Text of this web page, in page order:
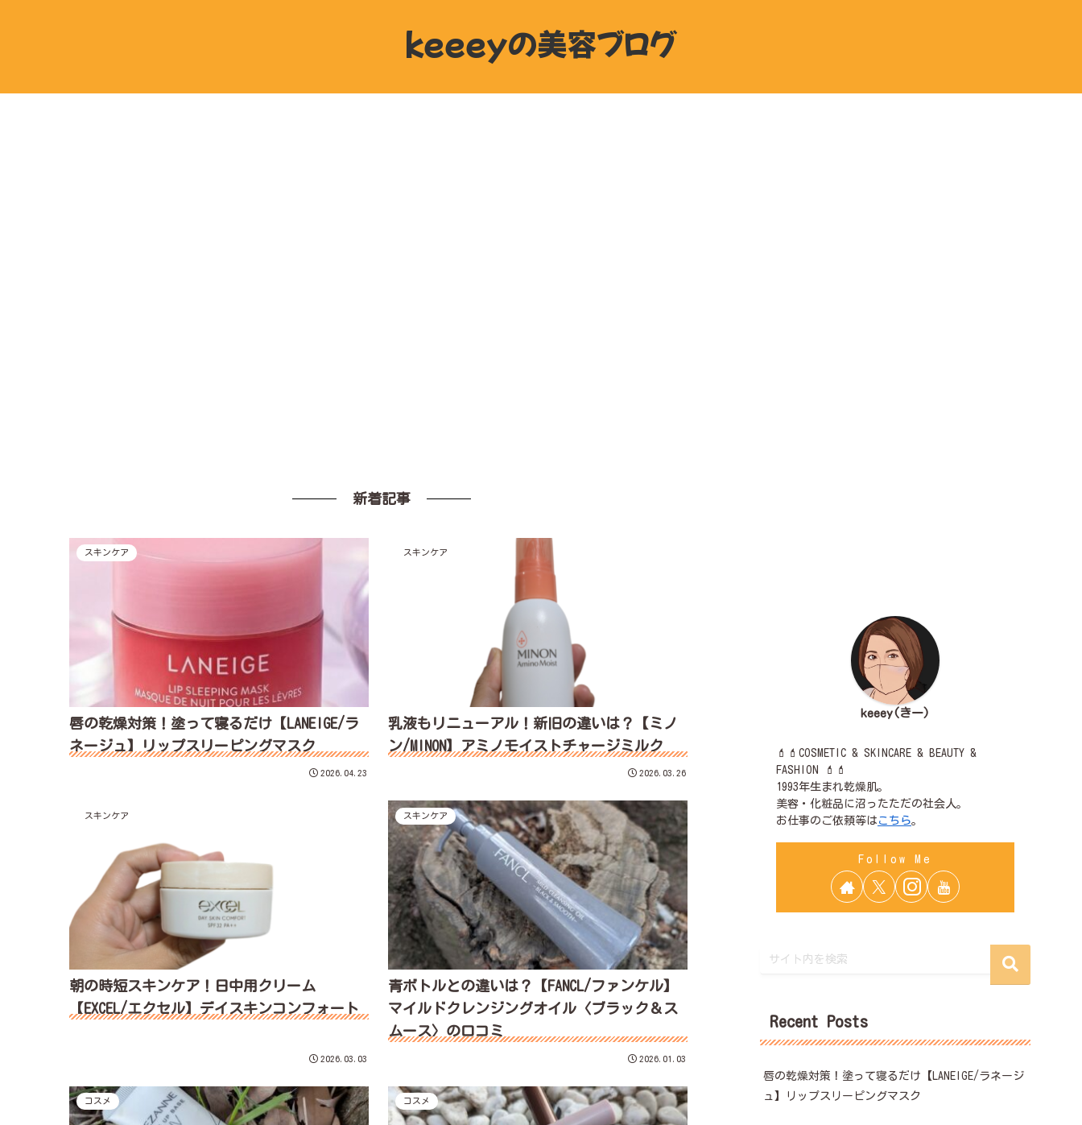
keeeyの美容ブログ
新着記事
スキンケア
唇の乾燥対策！塗って寝るだけ【LANEIGE/ラ
ネージュ】リップスリーピングマスク
2026.04.23
スキンケア
乳液もリニューアル！新旧の違いは？【ミノ
ン/MINON】アミノモイストチャージミルク
2026.03.26
スキンケア
朝の時短スキンケア！日中用クリーム
【EXCEL/エクセル】デイスキンコンフォート
2026.03.03
スキンケア
青ボトルとの違いは？【FANCL/ファンケル】
マイルドクレンジングオイル〈ブラック＆ス
ムース〉の口コミ
2026.01.03
コスメ コスメ
keeey(きー)
💄💄COSMETIC & SKINCARE & BEAUTY &
FASHION 💄💄
1993年生まれ乾燥肌。
美容・化粧品に沼ったただの社会人。
お仕事のご依頼等は こちら。
Recent Posts
唇の乾燥対策！塗って寝るだけ【LANEIGE/ラネージ
ュ】リップスリーピングマスク